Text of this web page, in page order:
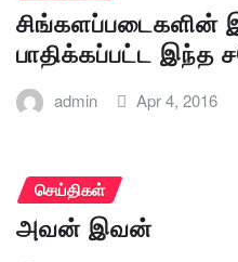
சிங்களப்படைகளின்
பாதிக்கப்பட்ட இந்த
admin Apr 4, 2016
செய்திகள்
அவன் இவன்